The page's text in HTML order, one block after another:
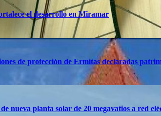
el desarrollo en Miramar
de protección de Ermitas declaradas
nueva planta solar de 20 megavatios a red